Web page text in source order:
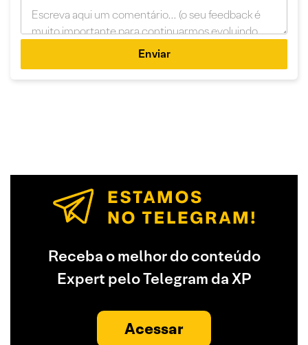
Enviar
Receba o melhor do conteúdo
Expert pelo Telegram da XP
Acessar